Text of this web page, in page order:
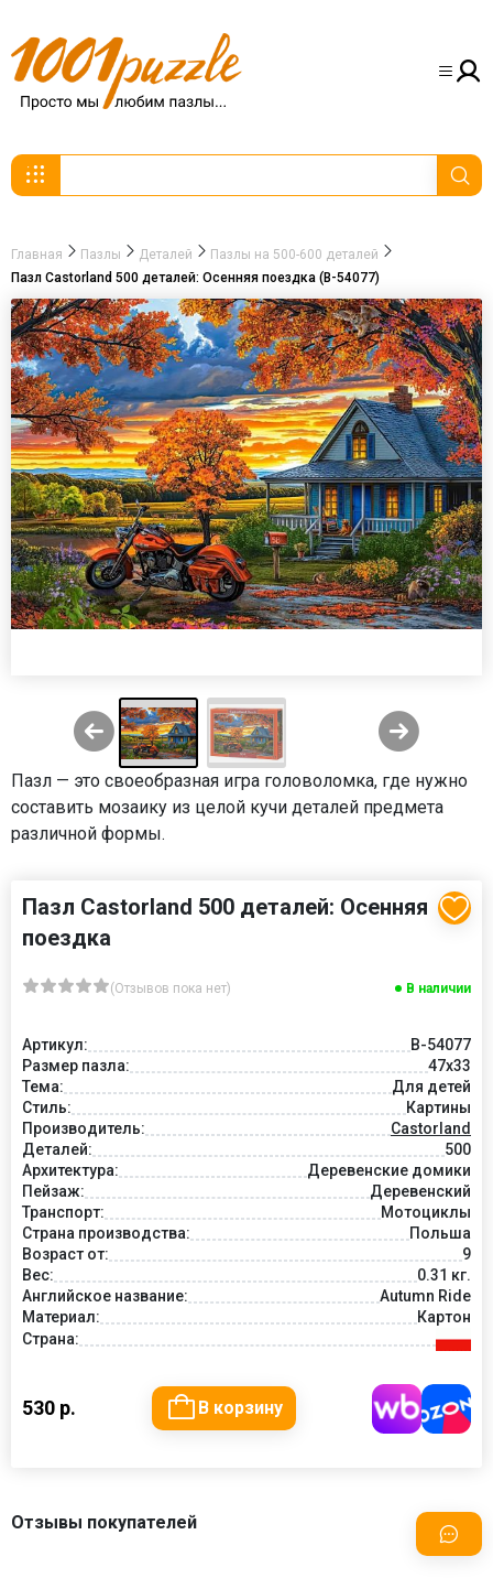
Главная Пазлы Деталей
Пазлы на 500-600 деталей
Пазл Castorland 500 деталей: Осенняя поездка (B-54077)
Пазл — это своеобразная игра головоломка, где нужно
составить мозаику из целой кучи деталей предмета
различной формы.
Пазл Castorland 500 деталей: Осенняя
поездка
(Отзывов пока нет) В наличии
Артикул:
B-54077
Размер пазла:
47x33
Тема:
Для детей
Стиль:
Картины
Производитель:
Castorland
Деталей:
500
Архитектура:
Деревенские домики
Пейзаж:
Деревенский
Транспорт:
Мотоциклы
Страна производства:
Польша
Возраст от:
9
Вес:
0.31 кг.
Английское название:
Autumn Ride
Материал:
Картон
Страна:
530 р. В корзину
Отзывы покупателей